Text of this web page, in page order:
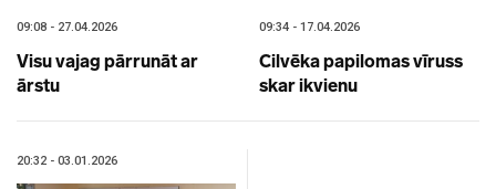
09:08 - 27.04.2026
Visu vajag pārrunāt ar
ārstu
09:34 - 17.04.2026
Cilvēka papilomas vīruss
skar ikvienu
20:32 - 03.01.2026